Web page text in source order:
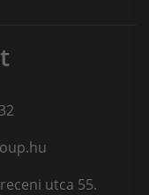
utca 55.